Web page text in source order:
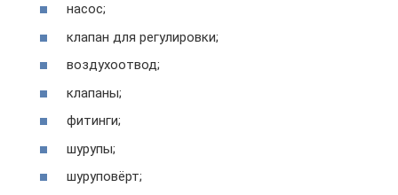
насос;
клапан для регулировки;
воздухоотвод;
клапаны;
фитинги;
шурупы;
шуруповёрт;